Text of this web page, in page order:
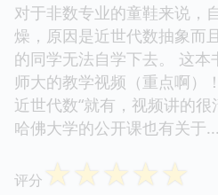
对于非数专业的童鞋来说，
燥，原因是近世代数抽象而
的同学无法自学下去。 这
师大的教学视频（重点啊）
近世代数“就有，视频讲的
哈佛大学的公开课也有关于...
评分 ☆☆☆☆☆